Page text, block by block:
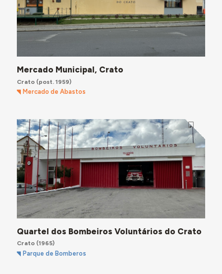
Mercado Municipal, Crato
Crato(post. 1959)
Mercado de Abastos
Quartel dos Bombeiros Voluntários do Crato
Crato(1965)
Parque de Bomberos